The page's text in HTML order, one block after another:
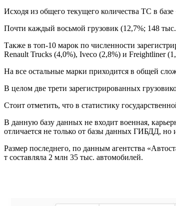
Исходя из общего текущего количества ТС в
Почти каждый восьмой грузовик (12,7%; 148
Также в топ-10 марок по численности
Renault Trucks (4,0%), Iveco (2,8%) и Freightliner
На все остальные марки приходится в общей
В целом две трети зарегистрированных
Стоит отметить, что в статистику
В данную базу данных не входит военная,
отличается не только от базы данных ГИБДД, но
Размер последнего, по данным агентства
т составляла 2 млн 35 тыс. автомобилей.